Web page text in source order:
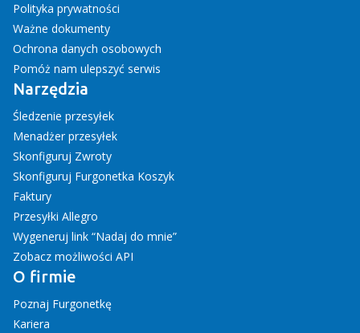
Polityka prywatności
Ważne dokumenty
Ochrona danych osobowych
Pomóż nam ulepszyć serwis
Narzędzia
Śledzenie przesyłek
Menadżer przesyłek
Skonfiguruj Zwroty
Skonfiguruj Furgonetka Koszyk
Faktury
Przesyłki Allegro
Wygeneruj link “Nadaj do mnie”
Zobacz możliwości API
O firmie
Poznaj Furgonetkę
Kariera